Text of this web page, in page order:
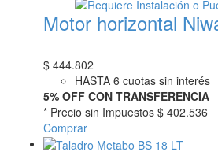
Motor horizontal
$ 444.802
HASTA 6 cuotas sin interés
5% OFF CON TRANSFERENCIA
* Precio sin Impuestos $ 402.536
Comprar